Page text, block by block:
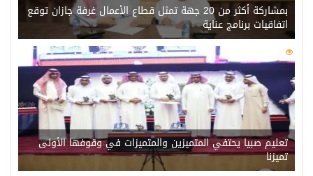
بمشاركة أكثر من 20 جهة تمثل قطاع الأعمال غرفة جازان توقع
اتفاقيات برنامج عناية
220
تعليم صبيا يحتفي المتميزين والمتميزات في وقوفها الأولى
تميزنا